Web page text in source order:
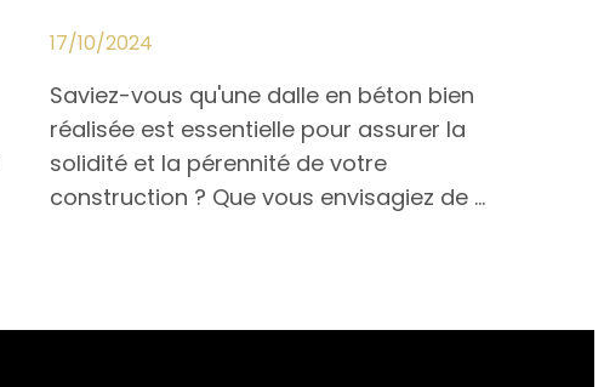
17/10/2024
Saviez-vous qu'une dalle en béton bien
réalisée est essentielle pour assurer la
solidité et la pérennité de votre
construction ? Que vous envisagiez de ...